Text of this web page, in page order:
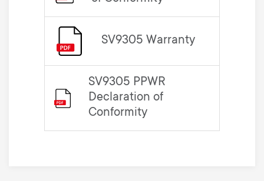
SV9305 Warranty
SV9305 PPWR
Declaration of
Conformity